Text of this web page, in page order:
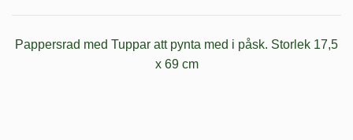
Pappersrad med Tuppar att pynta med i påsk. Storlek 17,5
x 69 cm